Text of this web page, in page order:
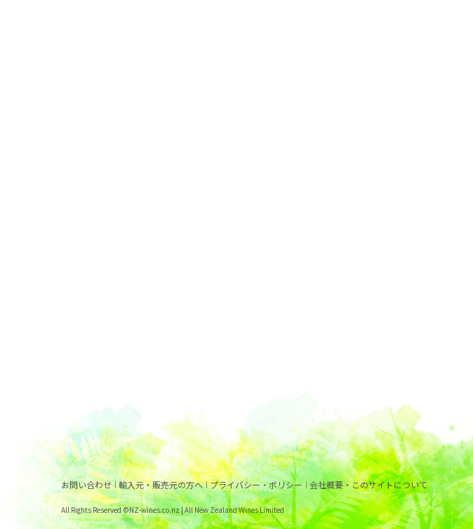
お問い合わせ 輸入元・販売元の方へ プライバシー・ポリシー 会社概要・このサイトについて
All Rights Reserved ©NZ-wines.co.nz | All New Zealand Wines Limited